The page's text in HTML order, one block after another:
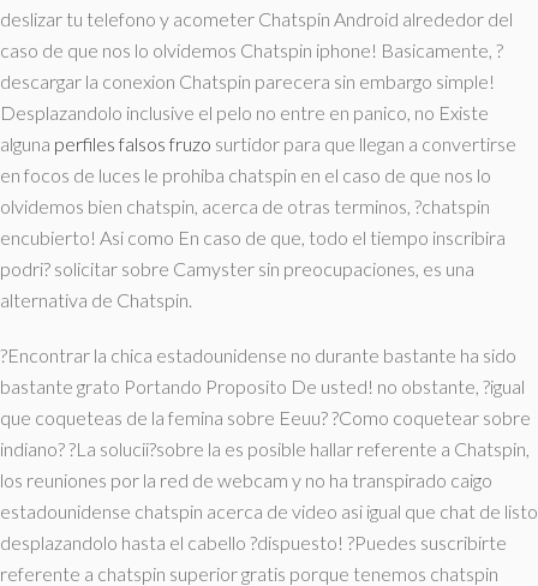
deslizar tu telefono y acometer Chatspin Android alrededor del
caso de que nos lo olvidemos Chatspin iphone! Basicamente, ?
descargar la conexion Chatspin parecera sin embargo simple!
Desplazandolo inclusive el pelo no entre en panico, no Existe
alguna perfiles falsos fruzo surtidor para que llegan a convertirse
en focos de luces le prohiba chatspin en el caso de que nos lo
olvidemos bien chatspin, acerca de otras terminos, ?chatspin
encubierto! Asi­ como En caso de que, todo el tiempo inscribira
podri? solicitar sobre Camyster sin preocupaciones, es una
alternativa de Chatspin.
?Encontrar la chica estadounidense no durante bastante ha sido
bastante grato Portando Proposito De usted! no obstante, ?igual
que coqueteas de la femina sobre Eeuu? ?Como coquetear sobre
indiano? ?La solucii?sobre la es posible hallar referente a Chatspin,
los reuniones por la red de webcam y no ha transpirado caigo
estadounidense chatspin acerca de video asi­ igual que chat de listo
desplazandolo hasta el cabello ?dispuesto! ?Puedes suscribirte
referente a chatspin superior gratis porque tenemos chatspin